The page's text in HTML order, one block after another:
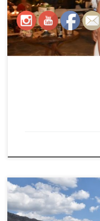
ופנו תחילה אל
יוון" יקבל המון הצעות